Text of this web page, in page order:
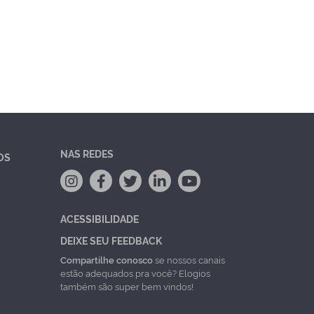
NAS REDES
ACESSIBILIDADE
DEIXE SEU FEEDBACK
Compartilhe conoscose nossos canais
estão adequados pra você? Elogios
também são super bem vindos!